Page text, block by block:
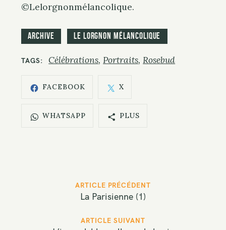
©Lelorgnonmélancolique.
Archive Le Lorgnon mélancolique
TAGS Célébrations Portraits Rosebud
FACEBOOK X
WHATSAPP PLUS
ARTICLE PRÉCÉDENT
La Parisienne (1)
ARTICLE SUIVANT